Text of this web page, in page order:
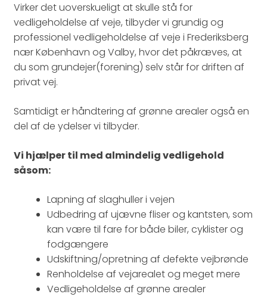
Virker det uoverskueligt at skulle stå for
vedligeholdelse af veje, tilbyder vi grundig og
professionel vedligeholdelse af veje i Frederiksberg
nær København og Valby, hvor det påkræves, at
du som grundejer(forening) selv står for driften af
privat vej.
Samtidigt er håndtering af grønne arealer også en
del af de ydelser vi tilbyder.
Vi hjælper til med almindelig vedligehold
såsom:
Lapning af slaghuller i vejen
Udbedring af ujævne fliser og kantsten, som
kan være til fare for både biler, cyklister og
fodgængere
Udskiftning/opretning af defekte vejbrønde
Renholdelse af vejarealet og meget mere
Vedligeholdelse af grønne arealer